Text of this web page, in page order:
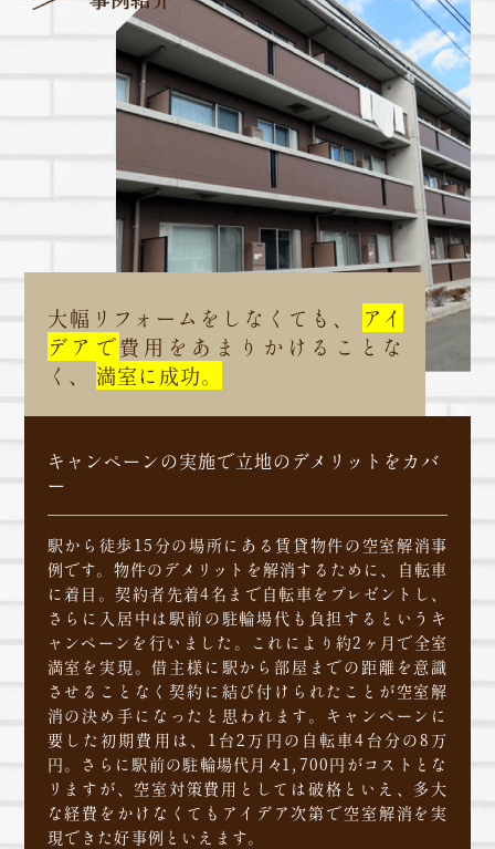
大幅リフォームをしなくても、
アイ
デアで費用をあまりかけることな
く、
満室に成功。
キャンペーンの実施で立地のデメリットをカバ
ー
駅から徒歩15分の場所にある賃貸物件の空室解消事
例です。物件のデメリットを解消するために、自転車
に着目。契約者先着4名まで自転車をプレゼントし、
さらに入居中は駅前の駐輪場代も負担するというキ
ャンペーンを行いました。これにより約2ヶ月で全室
満室を実現。借主様に駅から部屋までの距離を意識
させることなく契約に結び付けられたことが空室解
消の決め手になったと思われます。キャンペーンに
要した初期費用は、1台2万円の自転車4台分の8万
円。さらに駅前の駐輪場代月々1,700円がコストとな
リますが、空室対策費用としては破格といえ、多大
な経費をかけなくてもアイデア次第で空室解消を実
現できた好事例といえます。